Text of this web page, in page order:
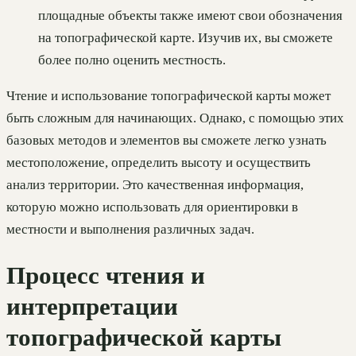
площадные объекты также имеют свои обозначения
на топографической карте. Изучив их, вы сможете
более полно оценить местность.
Чтение и использование топографической карты может
быть сложным для начинающих. Однако, с помощью этих
базовых методов и элементов вы сможете легко узнать
местоположение, определить высоту и осуществить
анализ территории. Это качественная информация,
которую можно использовать для ориентировки в
местности и выполнения различных задач.
Процесс чтения и
интерпретации
топографической карты